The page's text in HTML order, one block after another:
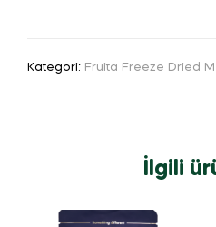
Kategori: Fruita Freeze Dried
İlgili